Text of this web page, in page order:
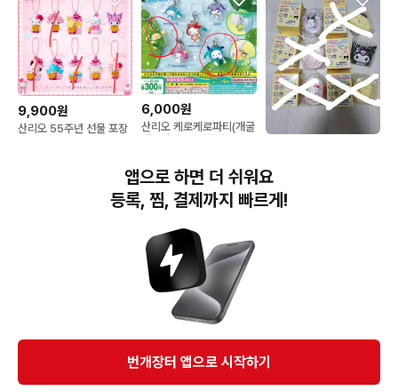
9,900원
산리오 55주년 선물 포장
6,000원
산리오 케로케로파티(개굴
산리오 미니어처 도시락
세트 판매
번개장터(주) 사업자정보, 이용약관 및 기타 법적고지
번개장터㈜는 통신판매중개자이며, 통신판매의 당사자가 아닙니다. 전자상거래 등에서의
소비자보호에 관한 법률 등 관련 법령 및 번개장터㈜의 약관에 따라 상품, 상품정보, 거래에 관한 책임은
개별 판매자에게 귀속하고, 번개장터㈜는 원칙적으로 회원간 거래에 대하여 책임을 지지 않습니다.
다만, 번개장터㈜가 직접 판매하는 상품에 대한 책임은 번개장터㈜에게 귀속합니다.
앱으로 하면 더 쉬워요
등록, 찜, 결제까지 빠르게!
번개장터 앱으로 시작하기